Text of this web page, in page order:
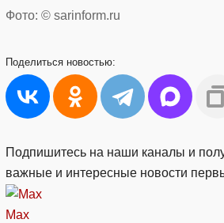
Фото: © sarinform.ru
Поделиться новостью:
Подпишитесь на наши каналы и
важные и интересные новости
Max